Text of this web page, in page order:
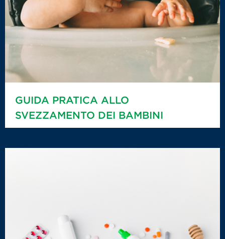
GUIDA PRATICA ALLO
SVEZZAMENTO DEI BAMBINI